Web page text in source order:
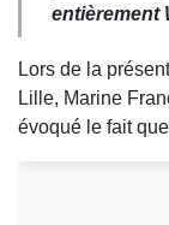
entièrement
Lors de la
Lille, Marine
évoqué le fait